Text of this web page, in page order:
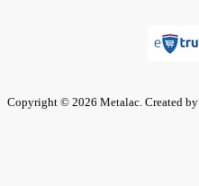
Copyright © 2026 Metalac. Created by